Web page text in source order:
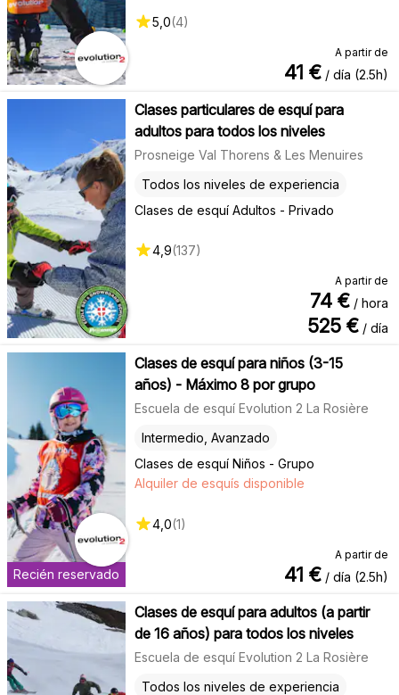
5,0(4)
A partir de
41 € / día (2.5h)
Clases particulares de esquí para
adultos para todos los niveles
Prosneige Val Thorens & Les Menuires
Clases de esquí Adultos - Privado
Todos los niveles de experiencia
4,9(137)
A partir de
74 € / hora
525 € / día
Recién reservado
Clases de esquí para niños (3-15
años) - Máximo 8 por grupo
Escuela de esquí Evolution 2 La Rosière
Clases de esquí Niños - Grupo
Intermedio, Avanzado
Alquiler de esquís disponible
4,0(1)
A partir de
41 € / día (2.5h)
Clases de esquí para adultos (a partir
de 16 años) para todos los niveles
Escuela de esquí Evolution 2 La Rosière
Todos los niveles de experiencia